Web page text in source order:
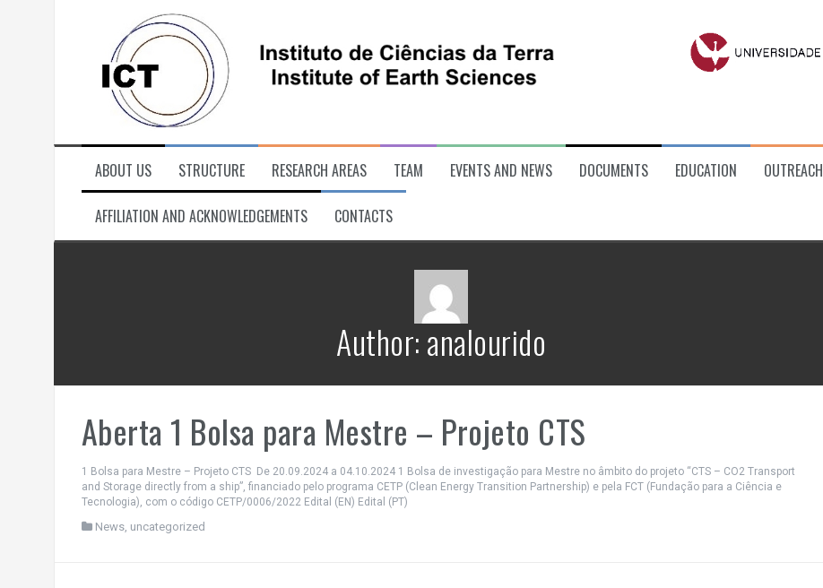
ABOUT US STRUCTURE RESEARCH AREAS TEAM EVENTS AND NEWS DOCUMENTS EDUCATION OUTREACH
AFFILIATION AND ACKNOWLEDGEMENTS CONTACTS
Author:analourido
Aberta 1 Bolsa para Mestre – Projeto CTS
1 Bolsa para Mestre – Projeto CTS De 20.09.2024 a 04.10.2024 1 Bolsa de investigação para Mestre no âmbito do projeto “CTS – CO2 Transport
and Storage directly from a ship”, financiado pelo programa CETP (Clean Energy Transition Partnership) e pela FCT (Fundação para a Ciência e
Tecnologia), com o código CETP/0006/2022 Edital (EN) Edital (PT)
News, uncategorized